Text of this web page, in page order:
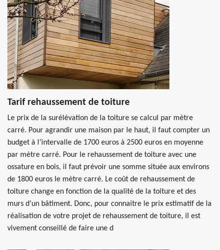
Tarif rehaussement de toiture
Le prix de la surélévation de la toiture se calcul par mètre
carré. Pour agrandir une maison par le haut, il faut compter un
budget à l’intervalle de 1700 euros à 2500 euros en moyenne
par mètre carré. Pour le rehaussement de toiture avec une
ossature en bois, il faut prévoir une somme située aux environs
de 1800 euros le mètre carré. Le coût de rehaussement de
toiture change en fonction de la qualité de la toiture et des
murs d’un bâtiment. Donc, pour connaitre le prix estimatif de la
réalisation de votre projet de rehaussement de toiture, il est
vivement conseillé de faire une d